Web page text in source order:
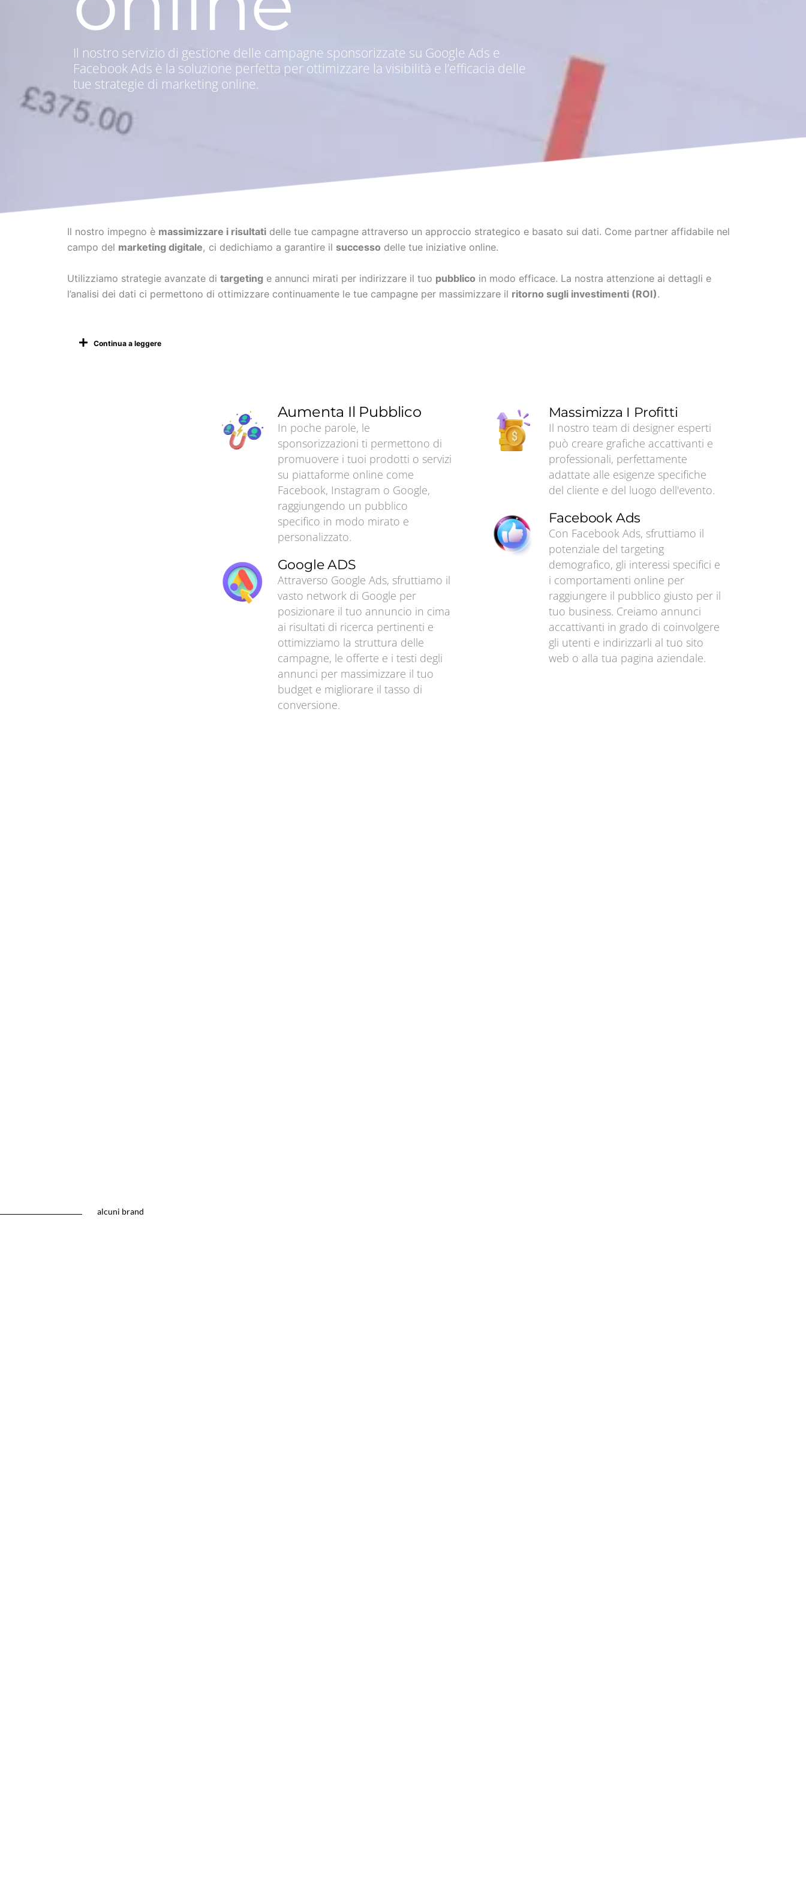
Il nostro servizio di gestione delle campagne sponsorizzate su Google Ads e
Facebook Ads è la soluzione perfetta per ottimizzare la visibilità e l’efficacia delle
tue strategie di marketing online.
Il nostro impegno è massimizzare i risultati delle tue campagne attraverso un approccio strategico e basato sui dati. Come partner affidabile nel
campo del marketing digitale, ci dedichiamo a garantire il successo delle tue iniziative online.
Utilizziamo strategie avanzate di targeting e annunci mirati per indirizzare il tuo pubblico in modo efficace. La nostra attenzione ai dettagli e
l’analisi dei dati ci permettono di ottimizzare continuamente le tue campagne per massimizzare il ritorno sugli investimenti (ROI).
Continua a leggere
Aumenta Il Pubblico
In poche parole, le
sponsorizzazioni ti permettono di
promuovere i tuoi prodotti o servizi
su piattaforme online come
Facebook, Instagram o Google,
raggiungendo un pubblico
specifico in modo mirato e
personalizzato.
Google ADS
Attraverso Google Ads, sfruttiamo il
vasto network di Google per
posizionare il tuo annuncio in cima
ai risultati di ricerca pertinenti e
ottimizziamo la struttura delle
campagne, le offerte e i testi degli
annunci per massimizzare il tuo
budget e migliorare il tasso di
conversione.
Massimizza I Profitti
Il nostro team di designer esperti
può creare grafiche accattivanti e
professionali, perfettamente
adattate alle esigenze specifiche
del cliente e del luogo dell'evento.
Facebook Ads
Con Facebook Ads, sfruttiamo il
potenziale del targeting
demografico, gli interessi specifici e
i comportamenti online per
raggiungere il pubblico giusto per il
tuo business. Creiamo annunci
accattivanti in grado di coinvolgere
gli utenti e indirizzarli al tuo sito
web o alla tua pagina aziendale.
alcuni brand